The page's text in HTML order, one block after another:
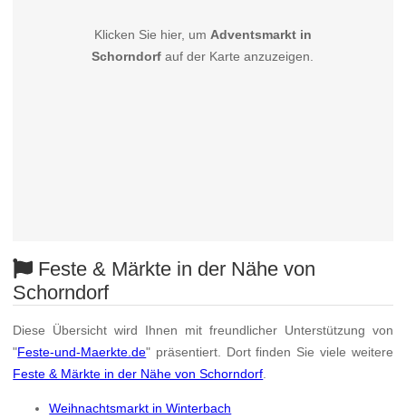
Klicken Sie hier, um Adventsmarkt in
Schorndorf auf der Karte anzuzeigen.
Feste & Märkte in der Nähe von
Schorndorf
Diese Übersicht wird Ihnen mit freundlicher Unterstützung von
"Feste-und-Maerkte.de" präsentiert. Dort finden Sie viele weitere
Feste & Märkte in der Nähe von Schorndorf
Weihnachtsmarkt in Winterbach